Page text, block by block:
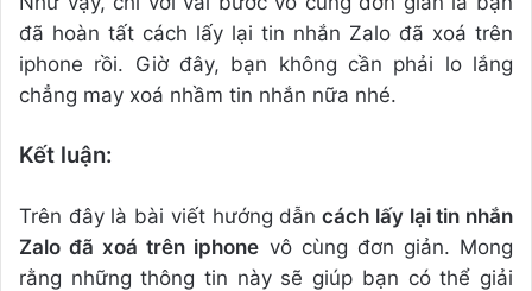
đã hoàn tất cách lấy lại tin nhắn Zalo đã xoá trên
iphone rồi. Giờ đây, bạn không cần phải lo lắng
chẳng may xoá nhầm tin nhắn nữa nhé.
Kết luận:
Trên đây là bài viết hướng dẫn cách lấy lại tin nhắn
Zalo đã xoá trên iphone vô cùng đơn giản. Mong
rằng những thông tin này sẽ giúp bạn có thể giải